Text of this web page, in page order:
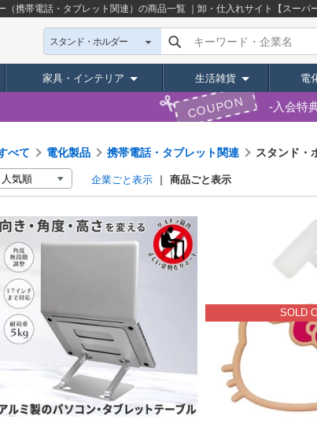
（携帯電話・タブレット関連）の商品一覧 ｜卸・仕入れサイト【スーパ
スタンド・ホルダー キーワード・企業名
家具・インテリア 生活雑貨 電
COUPON 入会特
べて 電化製品 携帯電話・タブレット関連 スタンド・
企業ごと表示 商品ごと表示
SOLD